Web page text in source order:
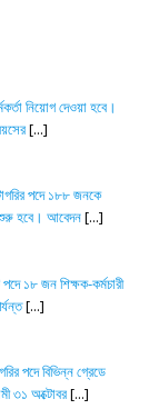
নিয়োগ দেওয়া হবে।
[...]
পদে ১৮৮ জনকে
শুরু হবে। আবেদন[...]
১৮ জন শিক্ষক-কর্মচারী
[...]
পদে বিভিন্ন গ্রেডে
৩১ অক্টোবর[...]